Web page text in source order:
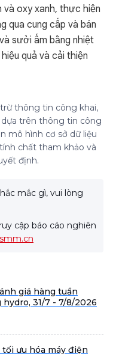
và oxy xanh, thực hiện
qua cung cấp và bán
sưởi ấm bằng nhiệt
quả và cải thiện
thông tin công khai,
trên thông tin công
mô hình cơ sở dữ liệu
chất tham khảo và
định.
mắc gì, vui lòng
cập báo cáo nghiên
giá hàng tuần
31/7 - 7/8/2026
ưu hóa máy điện